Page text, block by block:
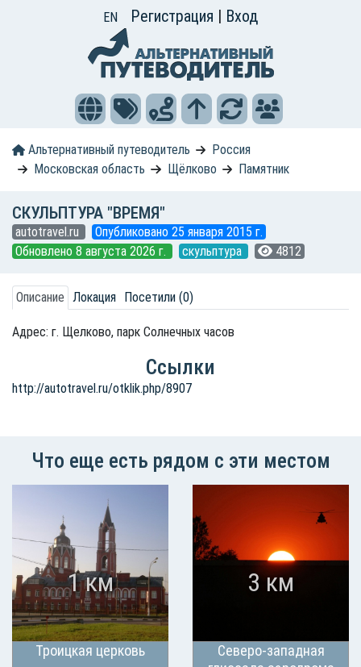
EN Регистрация | Вход
Альтернативный путеводитель
Россия
Московская область
Щёлково Памятник
СКУЛЬПТУРА "ВРЕМЯ"
autotravel.ru
Опубликовано 25 января 2015 г.
Обновлено 8 августа 2026 г.
скульптура 4812
Описание Локация Посетили (0)
Адрес: г. Щелково, парк Солнечных часов
Ссылки
http://autotravel.ru/otklik.php/8907
Что еще есть рядом с эти местом
Троицкая церковь
1 км
Северо-западная
3 км